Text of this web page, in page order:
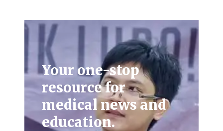
Your one-stop
resource for
medical news and
education.